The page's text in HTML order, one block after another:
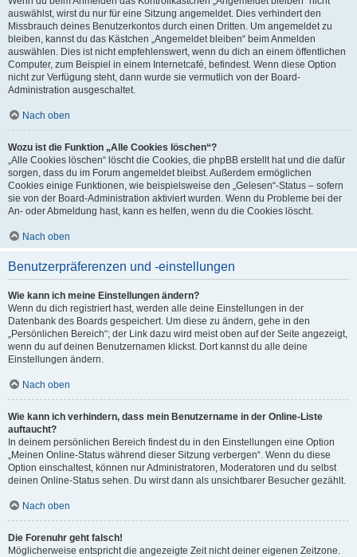
auswählst, wirst du nur für eine Sitzung angemeldet. Dies verhindert den
Missbrauch deines Benutzerkontos durch einen Dritten. Um angemeldet zu
bleiben, kannst du das Kästchen „Angemeldet bleiben“ beim Anmelden
auswählen. Dies ist nicht empfehlenswert, wenn du dich an einem öffentlichen
Computer, zum Beispiel in einem Internetcafé, befindest. Wenn diese Option
nicht zur Verfügung steht, dann wurde sie vermutlich von der Board-
Administration ausgeschaltet.
Nach oben
Wozu ist die Funktion „Alle Cookies löschen“?
„Alle Cookies löschen“ löscht die Cookies, die phpBB erstellt hat und die dafür
sorgen, dass du im Forum angemeldet bleibst. Außerdem ermöglichen
Cookies einige Funktionen, wie beispielsweise den „Gelesen“-Status – sofern
sie von der Board-Administration aktiviert wurden. Wenn du Probleme bei der
An- oder Abmeldung hast, kann es helfen, wenn du die Cookies löscht.
Nach oben
Benutzerpräferenzen und -einstellungen
Wie kann ich meine Einstellungen ändern?
Wenn du dich registriert hast, werden alle deine Einstellungen in der
Datenbank des Boards gespeichert. Um diese zu ändern, gehe in den
„Persönlichen Bereich“; der Link dazu wird meist oben auf der Seite angezeigt,
wenn du auf deinen Benutzernamen klickst. Dort kannst du alle deine
Einstellungen ändern.
Nach oben
Wie kann ich verhindern, dass mein Benutzername in der Online-Liste
auftaucht?
In deinem persönlichen Bereich findest du in den Einstellungen eine Option
„Meinen Online-Status während dieser Sitzung verbergen“. Wenn du diese
Option einschaltest, können nur Administratoren, Moderatoren und du selbst
deinen Online-Status sehen. Du wirst dann als unsichtbarer Besucher gezählt.
Nach oben
Die Forenuhr geht falsch!
Möglicherweise entspricht die angezeigte Zeit nicht deiner eigenen Zeitzone.